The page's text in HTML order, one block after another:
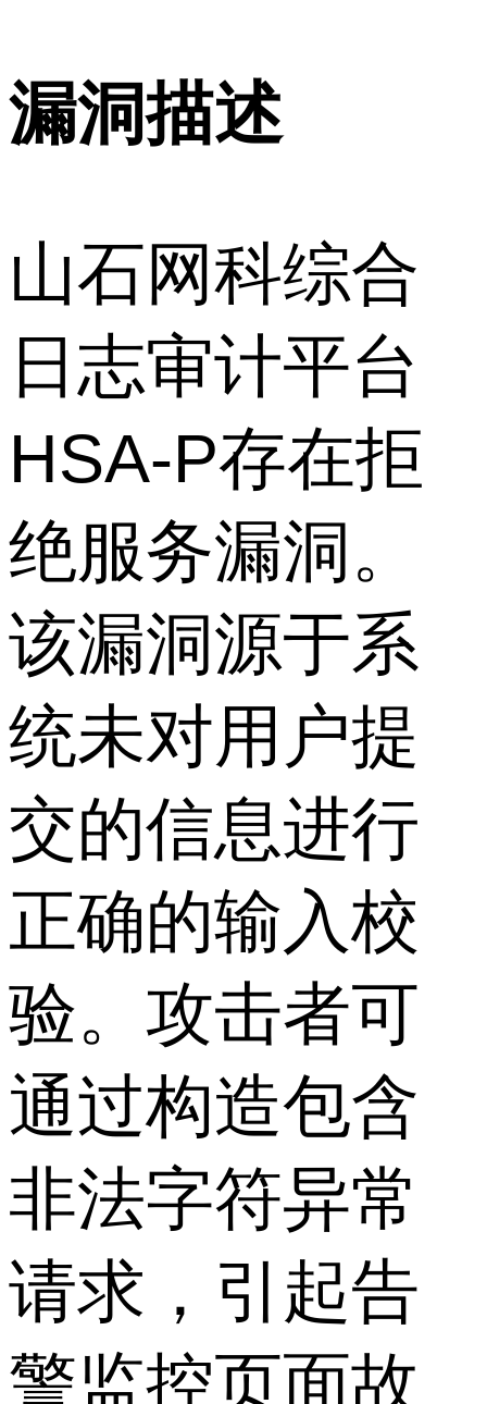
漏洞描述
山石网科综合
日志审计平台
HSA-P存在拒
绝服务漏洞。
该漏洞源于系
统未对用户提
交的信息进行
正确的输入校
验。攻击者可
通过构造包含
非法字符异常
请求，引起告
警监控页面故